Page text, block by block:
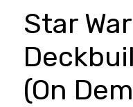
Star
(On